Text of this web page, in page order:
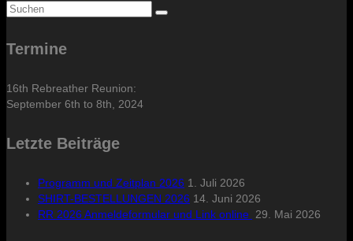
Suche
Termine
16th Rebreather Reunion:
September 6th to 8th, 2024
Letzte Beiträge
Programm und Zeitplan 2026 1. Juli 2026
SHIRT-BESTELLUNGEN 2026 14. Juni 2026
RR 2026 Anmeldeformular und Link online 29. Mai 2026